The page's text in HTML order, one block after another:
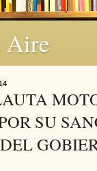
Aire
SU